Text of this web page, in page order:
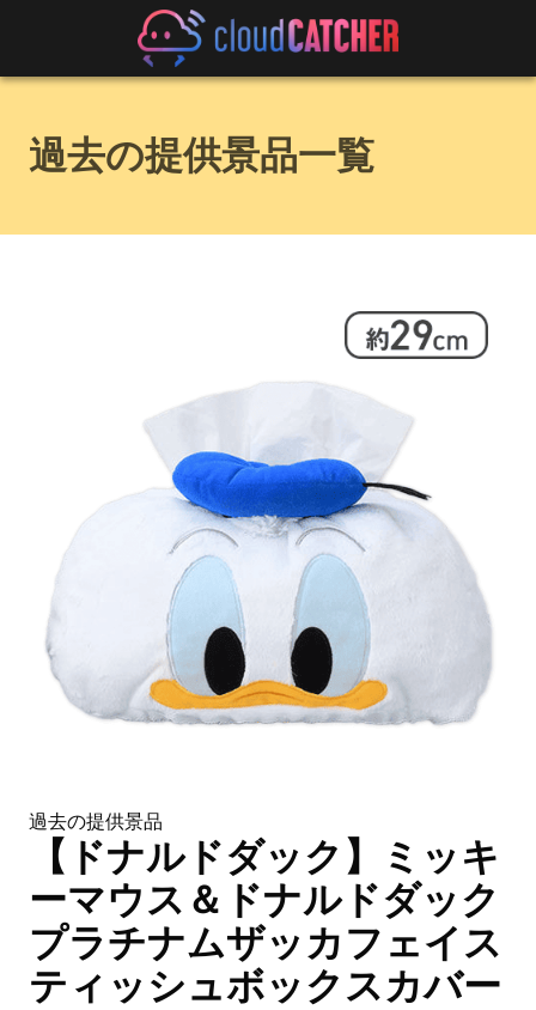
過去の提供景品一覧
過去の提供景品
【ドナルドダック】ミッキ
ーマウス＆ドナルドダック
プラチナムザッカフェイス
ティッシュボックスカバー